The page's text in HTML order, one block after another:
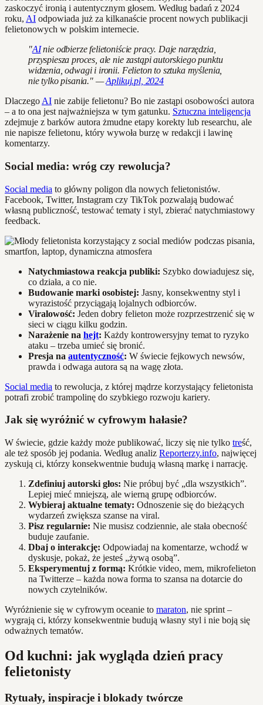
zaskoczyć ironią i autentycznym głosem. Według badań z 2024
roku, AI odpowiada już za kilkanaście procent nowych publikacji
felietonowych w polskim internecie.
"AInie odbierze felietoniście pracy. Daje narzędzia,
przyspiesza proces, ale nie zastąpi autorskiego punktu
widzenia, odwagi i ironii. Felieton to sztuka myślenia,
nie tylko pisania." —Aplikuj.pl, 2024
Dlaczego AI nie zabije felietonu? Bo nie zastąpi osobowości autora
– a to ona jest najważniejsza w tym gatunku. Sztuczna inteligencja
zdejmuje z barków autora żmudne etapy korekty lub researchu, ale
nie napisze felietonu, który wywoła burzę w redakcji i lawinę
komentarzy.
Social media: wróg czy rewolucja?
Social media to główny poligon dla nowych felietonistów.
Facebook, Twitter, Instagram czy TikTok pozwalają budować
własną publiczność, testować tematy i styl, zbierać natychmiastowy
feedback.
Natychmiastowa reakcja publiki: Szybko dowiadujesz się,
co działa, a co nie.
Budowanie marki osobistej: Jasny, konsekwentny styl i
wyrazistość przyciągają lojalnych odbiorców.
Viralowość: Jeden dobry felieton może rozprzestrzenić się w
sieci w ciągu kilku godzin.
Narażenie na hejt: Każdy kontrowersyjny temat to ryzyko
ataku – trzeba umieć się bronić.
Presja na autentyczność: W świecie fejkowych newsów,
prawda i odwaga autora są na wagę złota.
Social media to rewolucja, z której mądrze korzystający felietonista
potrafi zrobić trampolinę do szybkiego rozwoju kariery.
Jak się wyróżnić w cyfrowym hałasie?
W świecie, gdzie każdy może publikować, liczy się nie tylko treść,
ale też sposób jej podania. Według analiz Reporterzy.info, najwięcej
zyskują ci, którzy konsekwentnie budują własną markę i narrację.
Zdefiniuj autorski głos: Nie próbuj być „dla wszystkich”.
Lepiej mieć mniejszą, ale wierną grupę odbiorców.
Wybieraj aktualne tematy: Odnoszenie się do bieżących
wydarzeń zwiększa szanse na viral.
Pisz regularnie: Nie musisz codziennie, ale stała obecność
buduje zaufanie.
Dbaj o interakcję: Odpowiadaj na komentarze, wchodź w
dyskusje, pokaż, że jesteś „żywą osobą”.
Eksperymentuj z formą: Krótkie video, mem, mikrofelieton
na Twitterze – każda nowa forma to szansa na dotarcie do
nowych czytelników.
Wyróżnienie się w cyfrowym oceanie to maraton, nie sprint –
wygrają ci, którzy konsekwentnie budują własny styl i nie boją się
odważnych tematów.
Od kuchni: jak wygląda dzień pracy
felietonisty
Rytuały, inspiracje i blokady twórcze